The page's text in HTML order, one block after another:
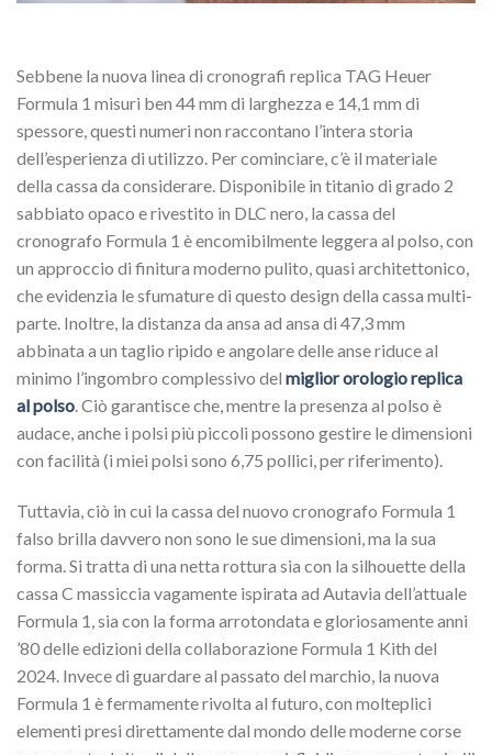
Sebbene la nuova linea di cronografi replica TAG Heuer
Formula 1 misuri ben 44 mm di larghezza e 14,1 mm di
spessore, questi numeri non raccontano l’intera storia
dell’esperienza di utilizzo. Per cominciare, c’è il materiale
della cassa da considerare. Disponibile in titanio di grado 2
sabbiato opaco e rivestito in DLC nero, la cassa del
cronografo Formula 1 è encomibilmente leggera al polso, con
un approccio di finitura moderno pulito, quasi architettonico,
che evidenzia le sfumature di questo design della cassa multi-
parte. Inoltre, la distanza da ansa ad ansa di 47,3 mm
abbinata a un taglio ripido e angolare delle anse riduce al
minimo l’ingombro complessivo del miglior orologio replica
al polso. Ciò garantisce che, mentre la presenza al polso è
audace, anche i polsi più piccoli possono gestire le dimensioni
con facilità (i miei polsi sono 6,75 pollici, per riferimento).
Tuttavia, ciò in cui la cassa del nuovo cronografo Formula 1
falso brilla davvero non sono le sue dimensioni, ma la sua
forma. Si tratta di una netta rottura sia con la silhouette della
cassa C massiccia vagamente ispirata ad Autavia dell’attuale
Formula 1, sia con la forma arrotondata e gloriosamente anni
’80 delle edizioni della collaborazione Formula 1 Kith del
2024. Invece di guardare al passato del marchio, la nuova
Formula 1 è fermamente rivolta al futuro, con molteplici
elementi presi direttamente dal mondo delle moderne corse